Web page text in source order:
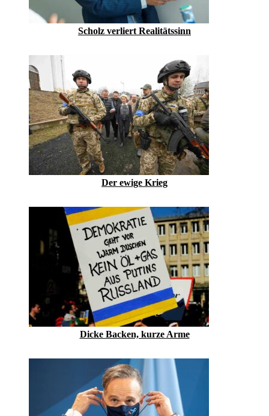
Scholz verliert Realitätssinn
Der ewige Krieg
Dicke Backen, kurze Arme